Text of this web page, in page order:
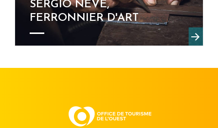
SERGIO NEVE,
FERRONNIER D'ART